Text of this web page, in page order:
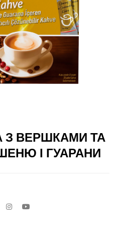
З ВЕРШКАМИ ТА
І ГУАРАНИ